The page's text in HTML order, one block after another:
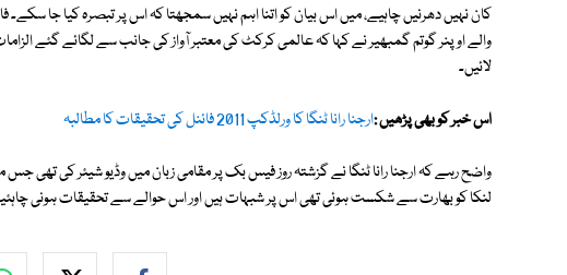
والے اوپنر گوتم گمبھیر نے کہا کہ عالمی کرکٹ کی معتبر آواز کی جانب سے لگائے گئے
لائیں۔
اس خبر کو بھی پڑھیں :ارجنا رانا ٹنگا کا ورلڈکپ 2011 فائنل کی تحقیقات کا مطالبہ
لنکا کو بھارت سے شکست ہوئی تھی اس پر شبہات ہیں اور اس حوالے سے تحقیقات ہونی